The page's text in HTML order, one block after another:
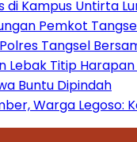
di Kampus Untirta
Pemkot
Tangsel
Titip
Buntu Dipindah
Warga Legoso: